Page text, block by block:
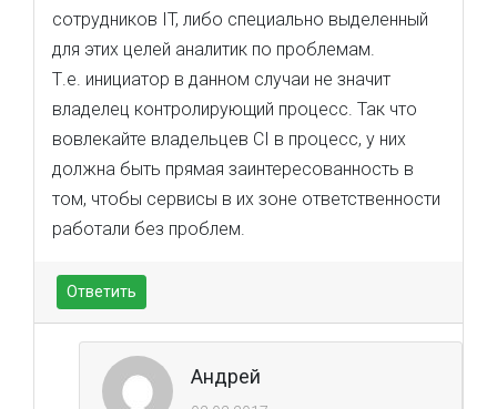
сотрудников IT, либо специально выделенный
для этих целей аналитик по проблемам.
Т.е. инициатор в данном случаи не значит
владелец контролирующий процесс. Так что
вовлекайте владельцев CI в процесс, у них
должна быть прямая заинтересованность в
том, чтобы сервисы в их зоне ответственности
работали без проблем.
Ответить
Андрей